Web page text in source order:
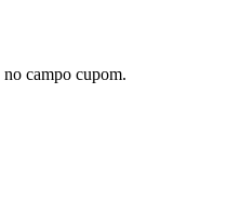
no campo cupom.